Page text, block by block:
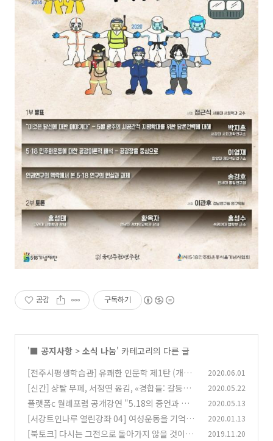
공감 구독하기
'■ 공지사항 > 소식 나눔' 카테고리의 다른 글
[전주시평생학습관] 유쾌한 인문학 제1탄 (개강
6/2)
(0)
2020.06.01
[신간] 샹탈 무페, 서정연 옮김, «경합들: 갈등과
적대의 세계를 정치적으로 사유하기», 난장, 202
0.
(0)
2020.05.22
플랫폼c 월례포럼 공개강연 "5.18의 증언과 기억
의 정치"
(0)
2020.05.13
[서강트인나루 열린강좌 04] 여성운동을 기억하
는 다큐멘터리 상영 안내
(0)
2020.01.13
[북토크] 다시는 그전으로 돌아가지 않을 것이다 2019.11.20